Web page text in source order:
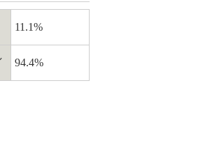
11.1%
94.4%